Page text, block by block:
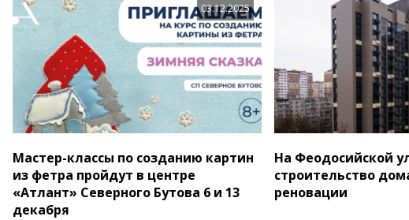
03.12.2025
Мастер-классы по созданию картин
из фетра пройдут в центре
«Атлант» Северного Бутова 6 и 13
декабря
На Феодосийской
строительство
реновации